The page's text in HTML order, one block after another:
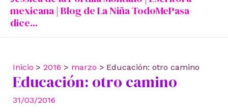
mexicana | Blog de La Niña TodoMePasa
dice...
Inicio 2016 marzo Educación: otro camino
Educación: otro camino
31/03/2016